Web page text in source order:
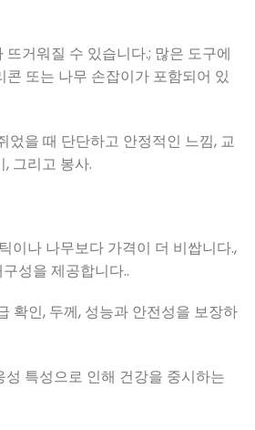
거워질 수 있습니다.; 많은 도구에
콘 또는 나무 손잡이가 포함되어 있
었을 때 단단하고 안정적인 느낌, 교
그리고 봉사.
이나 나무보다 가격이 더 비쌉니다.,
성을 제공합니다..
확인, 두께, 성능과 안전성을 보장하
특성으로 인해 건강을 중시하는